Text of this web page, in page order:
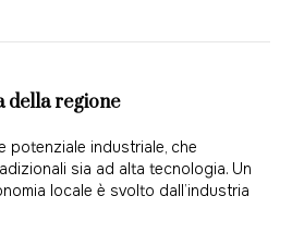
della regione
potenziale industriale, che
sia ad alta tecnologia. Un
locale è svolto dall’industria